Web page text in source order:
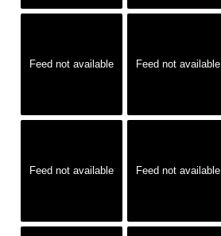
Feed not available Feed not available
Feed not available Feed not available